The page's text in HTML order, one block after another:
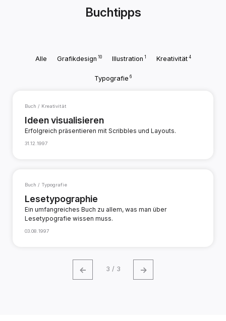
Buchtipps
Alle Grafikdesign 10 Illustration 1 Kreativität4
Typografie 6
Buch / Kreativität
Ideen visualisieren
Erfolgreich präsentieren mit Scribbles und Layouts.
31.12.1997
Buch / Typografie
Lesetypographie
Ein umfangreiches Buch zu allem, was man über
Lesetypografie wissen muss.
03.08.1997
← 3 / 3 →